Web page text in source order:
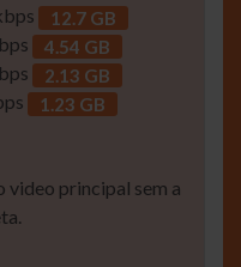
12.7 GB
4.54 GB
2.13 GB
1.23 GB
video principal sem a